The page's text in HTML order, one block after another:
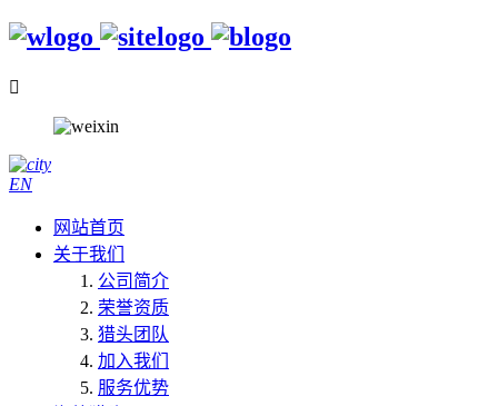

EN
网站首页
关于我们
公司简介
荣誉资质
猎头团队
加入我们
服务优势